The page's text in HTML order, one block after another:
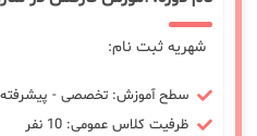
شهریه ثبت نام:
سطح آموزش: تخصصی - پیشرفته
ظرفیت کلاس عمومی: 10 نفر